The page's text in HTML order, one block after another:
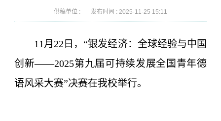
供稿单位 : 发布时间 : 2025-11-25 15:11
11月22日，“银发经济：全球经验与中国
创新——2025第九届可持续发展全国青年德
语风采大赛”决赛在我校举行。